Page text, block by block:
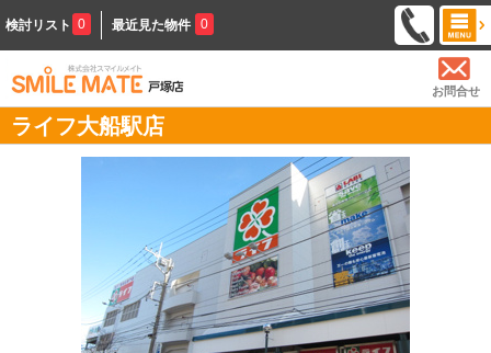
検討リスト 0 最近見た物件 0
お問合せ
ライフ大船駅店